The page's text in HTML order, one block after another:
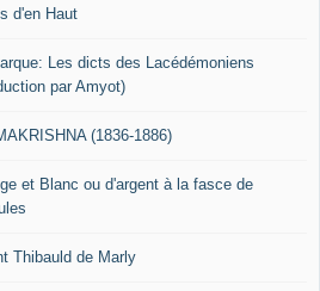
d'en Haut
Les dicts des Lacédémoniens
par Amyot)
(1836-1886)
et Blanc ou d'argent à la fasce de
Thibauld de Marly